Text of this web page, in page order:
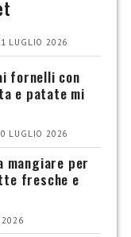
LUGLIO 2026
fornelli con
e patate mi
LUGLIO 2026
mangiare per
fresche e
2026